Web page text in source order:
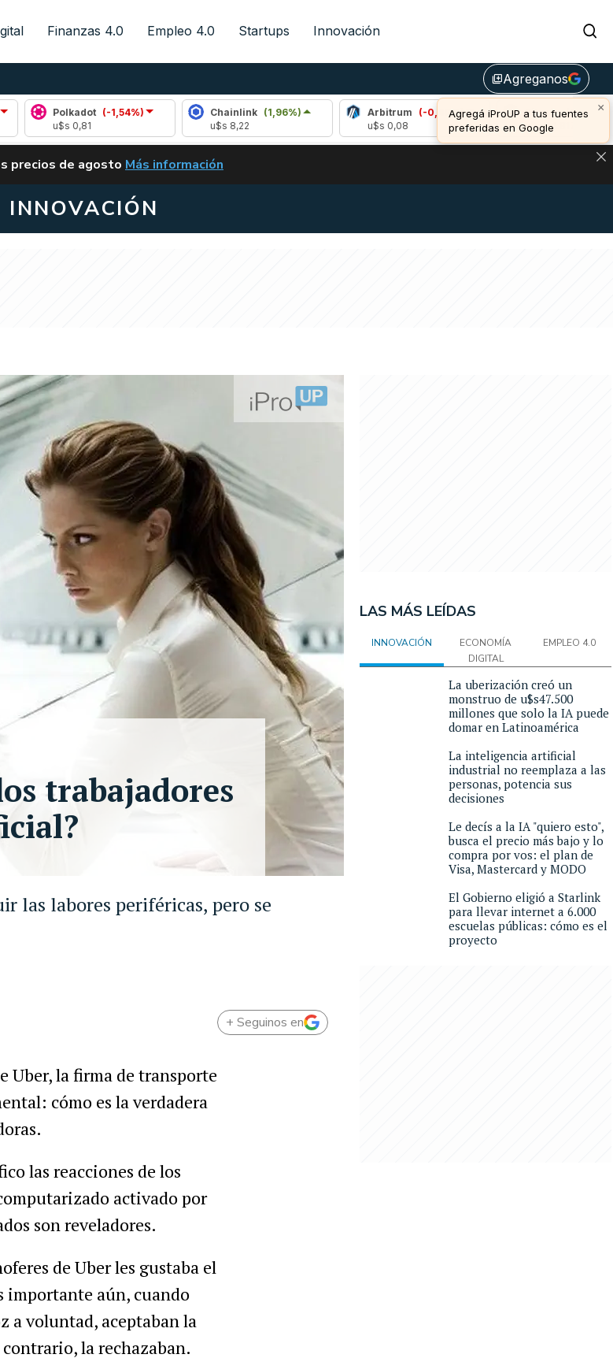
Finanzas 4.0 Empleo 4.0 Startups Innovación
library_addAgreganos
×
Agregá iProUP a tus fuentes
preferidas en Google
Polkadot (-1,54%)
Chainlink
(1,96%)
Arbitrum
(-0,40%)
Bitcoin
(0,29%)
u$s 64.817,00
ALERTA
precios de agosto VUELVE EL CARRY TRADE DE BITCOIN Y ESTA SEÑAL DEFINE LOS PRECIOS DE
Más información
INNOVACIÓN
las labores periféricas, pero se
trabajadores
+ Seguinos en
Uber, la firma de transporte
cómo es la verdadera
las reacciones de los
activado por
son reveladores.
de Uber les gustaba el
importante aún, cuando
a voluntad, aceptaban la
la rechazaban.
LAS MÁS LEÍDAS
INNOVACIÓN
ECONOMÍA
DIGITAL
EMPLEO 4.0
La uberización creó un
monstruo de u$s47.500
millones que solo la IA puede
domar en Latinoamérica
La inteligencia artificial
industrial no reemplaza a las
personas, potencia sus
decisiones
Le decís a la IA "quiero esto",
busca el precio más bajo y lo
compra por vos: el plan de
Visa, Mastercard y MODO
El Gobierno eligió a Starlink
para llevar internet a 6.000
escuelas públicas: cómo es el
proyecto